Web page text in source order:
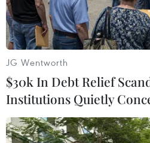
JG Wentworth
$30k In Debt Relief
Institutions Quietly